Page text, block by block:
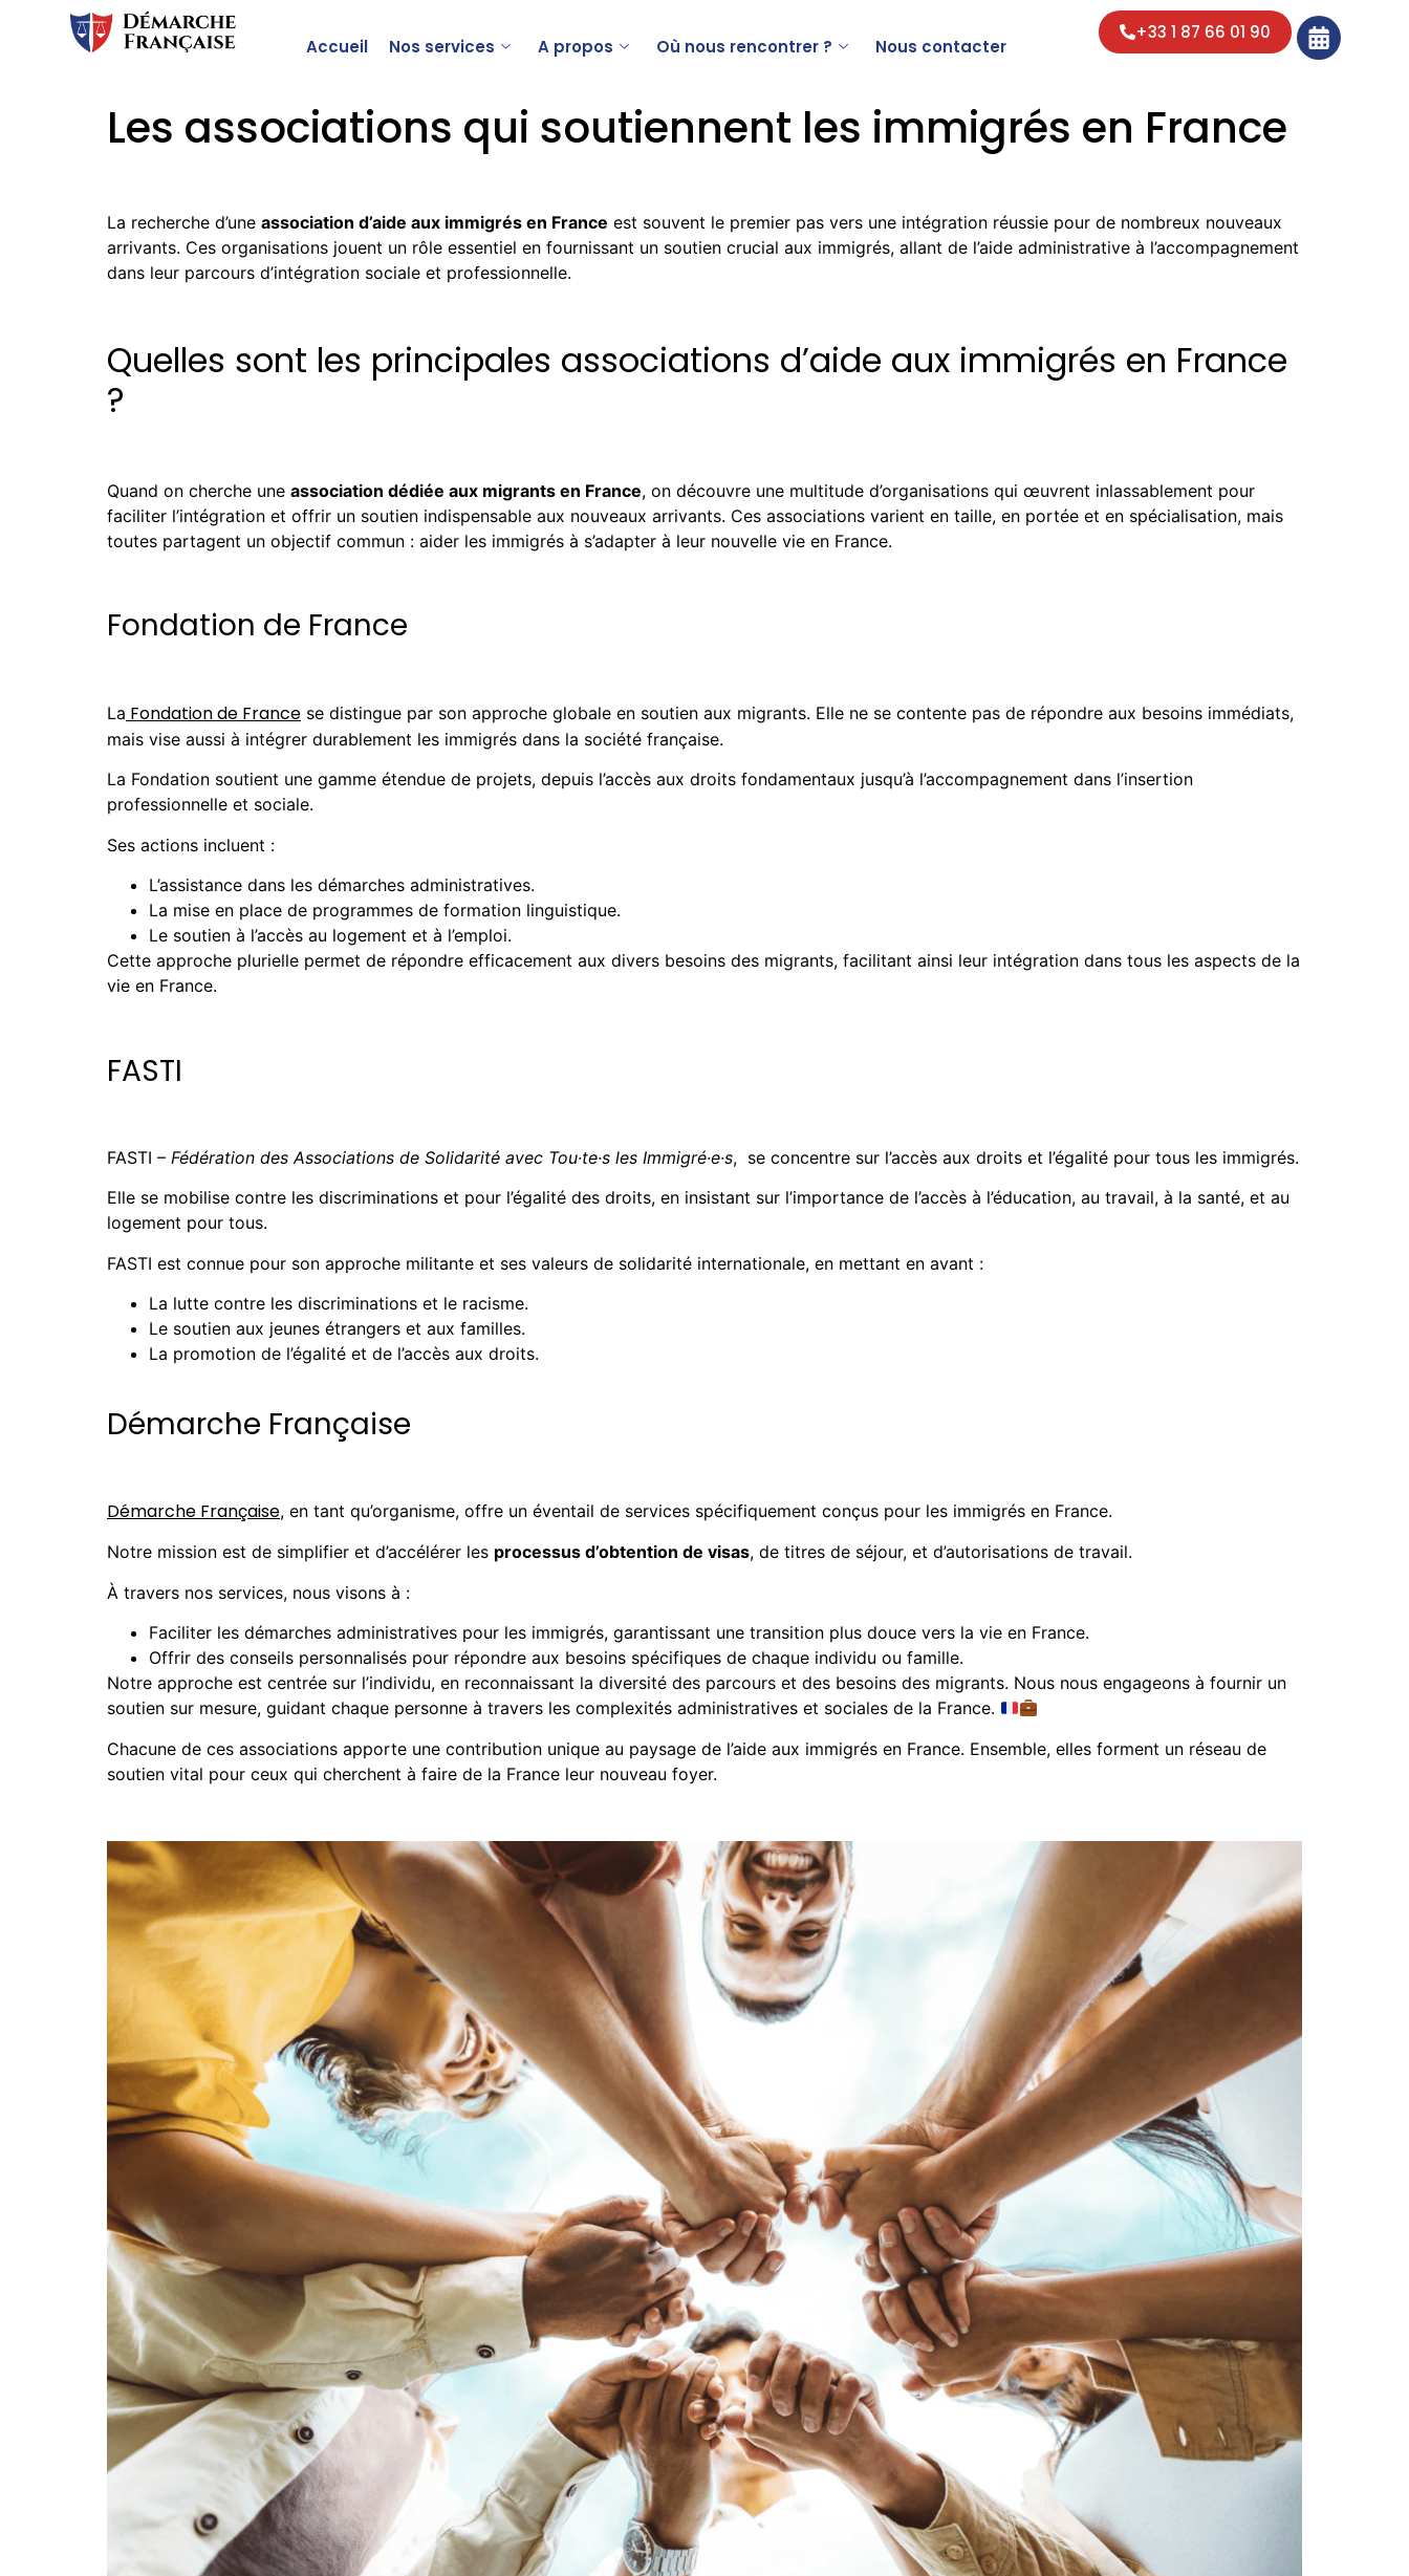
Accueil Nos services A propos Où nous rencontrer ? Nous contacter
+33 1 87 66 01 90
Les associations qui soutiennent les immigrés en France
La recherche d’une association d’aide aux immigrés en France est souvent le premier pas vers une intégration réussie pour de nombreux nouveaux
arrivants. Ces organisations jouent un rôle essentiel en fournissant un soutien crucial aux immigrés, allant de l’aide administrative à l’accompagnement
dans leur parcours d’intégration sociale et professionnelle.
Quelles sont les principales associations d’aide aux immigrés en France
?
Quand on cherche une association dédiée aux migrants en France, on découvre une multitude d’organisations qui œuvrent inlassablement pour
faciliter l’intégration et offrir un soutien indispensable aux nouveaux arrivants. Ces associations varient en taille, en portée et en spécialisation, mais
toutes partagent un objectif commun : aider les immigrés à s’adapter à leur nouvelle vie en France.
Fondation de France
La Fondation de France se distingue par son approche globale en soutien aux migrants. Elle ne se contente pas de répondre aux besoins immédiats,
mais vise aussi à intégrer durablement les immigrés dans la société française.
La Fondation soutient une gamme étendue de projets, depuis l’accès aux droits fondamentaux jusqu’à l’accompagnement dans l’insertion
professionnelle et sociale.
Ses actions incluent :
L’assistance dans les démarches administratives.
La mise en place de programmes de formation linguistique.
Le soutien à l’accès au logement et à l’emploi.
Cette approche plurielle permet de répondre efficacement aux divers besoins des migrants, facilitant ainsi leur intégration dans tous les aspects de la
vie en France.
FASTI
FASTI – Fédération des Associations de Solidarité avec Tou·te·s les Immigré·e·s, se concentre sur l’accès aux droits et l’égalité pour tous les immigrés.
Elle se mobilise contre les discriminations et pour l’égalité des droits, en insistant sur l’importance de l’accès à l’éducation, au travail, à la santé, et au
logement pour tous.
FASTI est connue pour son approche militante et ses valeurs de solidarité internationale, en mettant en avant :
La lutte contre les discriminations et le racisme.
Le soutien aux jeunes étrangers et aux familles.
La promotion de l’égalité et de l’accès aux droits.
Démarche Française
Démarche Française, en tant qu’organisme, offre un éventail de services spécifiquement conçus pour les immigrés en France.
Notre mission est de simplifier et d’accélérer les processus d’obtention de visas, de titres de séjour, et d’autorisations de travail.
À travers nos services, nous visons à :
Faciliter les démarches administratives pour les immigrés, garantissant une transition plus douce vers la vie en France.
Offrir des conseils personnalisés pour répondre aux besoins spécifiques de chaque individu ou famille.
Notre approche est centrée sur l’individu, en reconnaissant la diversité des parcours et des besoins des migrants. Nous nous engageons à fournir un
soutien sur mesure, guidant chaque personne à travers les complexités administratives et sociales de la France.
Chacune de ces associations apporte une contribution unique au paysage de l’aide aux immigrés en France. Ensemble, elles forment un réseau de
soutien vital pour ceux qui cherchent à faire de la France leur nouveau foyer.